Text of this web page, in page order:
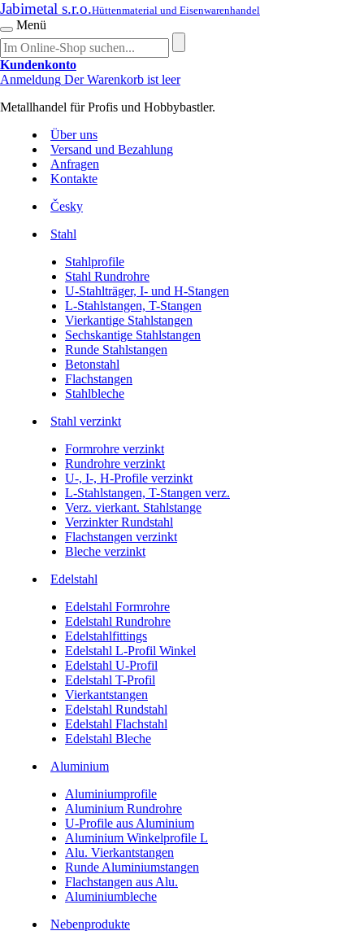
Jabimetal s.r.o.Hüttenmaterial und Eisenwarenhandel
Menü
Kundenkonto
Anmeldung Der Warenkorb ist leer
Metallhandel für Profis und Hobbybastler.
Über uns
Versand und Bezahlung
Anfragen
Kontakte
Česky
Stahl
Stahlprofile
Stahl Rundrohre
U-Stahlträger, I- und H-Stangen
L-Stahlstangen, T-Stangen
Vierkantige Stahlstangen
Sechskantige Stahlstangen
Runde Stahlstangen
Betonstahl
Flachstangen
Stahlbleche
Stahl verzinkt
Formrohre verzinkt
Rundrohre verzinkt
U-, I-, H-Profile verzinkt
L-Stahlstangen, T-Stangen verz.
Verz. vierkant. Stahlstange
Verzinkter Rundstahl
Flachstangen verzinkt
Bleche verzinkt
Edelstahl
Edelstahl Formrohre
Edelstahl Rundrohre
Edelstahlfittings
Edelstahl L-Profil Winkel
Edelstahl U-Profil
Edelstahl T-Profil
Vierkantstangen
Edelstahl Rundstahl
Edelstahl Flachstahl
Edelstahl Bleche
Aluminium
Aluminiumprofile
Aluminium Rundrohre
U-Profile aus Aluminium
Aluminium Winkelprofile L
Alu. Vierkantstangen
Runde Aluminiumstangen
Flachstangen aus Alu.
Aluminiumbleche
Nebenprodukte